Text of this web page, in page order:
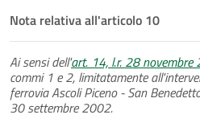
Nota relativa all'articolo 10
Ai sensi dell'art. 14, l.r. 28 novembre
commi 1 e 2, limitatamente
ferrovia Ascoli Piceno - San
30 settembre 2002.